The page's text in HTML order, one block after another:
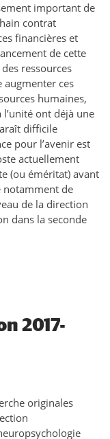
important de
contrat
financières et
de cette
ressources
augmenter ces
humaines,
l’unité ont déjà une
difficile
pour l’avenir est
actuellement
(ou éméritat) avant
notamment de
de la direction
dans la seconde
2017-
originales